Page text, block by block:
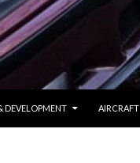
DEVELOPMENT AIRCRAFT